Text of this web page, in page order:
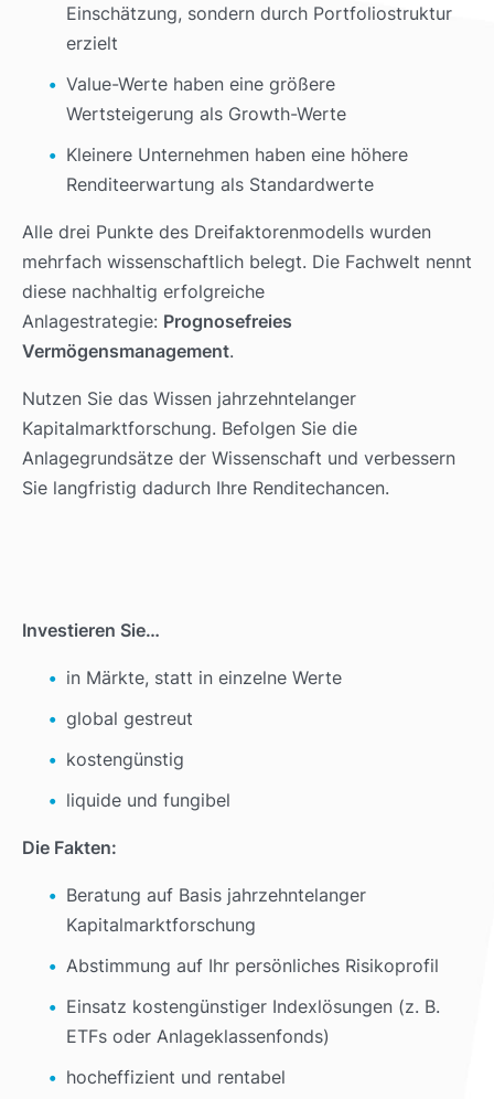
Einschätzung, sondern durch Portfoliostruktur
erzielt
Value-Werte haben eine größere
Wertsteigerung als Growth-Werte
Kleinere Unternehmen haben eine höhere
Renditeerwartung als Standardwerte
Alle drei Punkte des Dreifaktorenmodells wurden
mehrfach wissenschaftlich belegt. Die Fachwelt nennt
diese nachhaltig erfolgreiche
Anlagestrategie: Prognosefreies
Vermögensmanagement.
Nutzen Sie das Wissen jahrzehntelanger
Kapitalmarktforschung. Befolgen Sie die
Anlagegrundsätze der Wissenschaft und verbessern
Sie langfristig dadurch Ihre Renditechancen.
Investieren Sie…
in Märkte, statt in einzelne Werte
global gestreut
kostengünstig
liquide und fungibel
Die Fakten:
Beratung auf Basis jahrzehntelanger
Kapitalmarktforschung
Abstimmung auf Ihr persönliches Risikoprofil
Einsatz kostengünstiger Indexlösungen (z. B.
ETFs oder Anlageklassenfonds)
hocheffizient und rentabel